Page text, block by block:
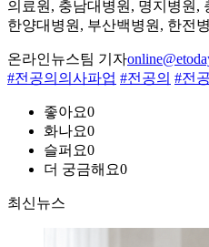
의료원, 충남대병원, 명지병원,
한양대병원, 부산백병원, 한전
온라인뉴스팀 기자
#전공의의사파업 #전공의 #전
좋아요0
화나요0
슬퍼요0
더 궁금해요0
최신뉴스